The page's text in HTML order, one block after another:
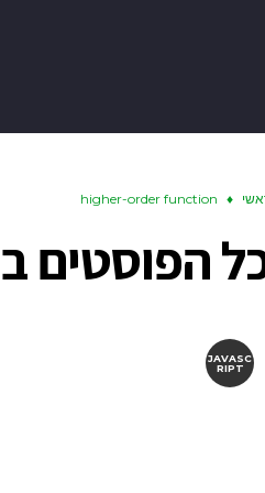
♦
higher-order function
הפוסטים ב
JAVASC
RIPT